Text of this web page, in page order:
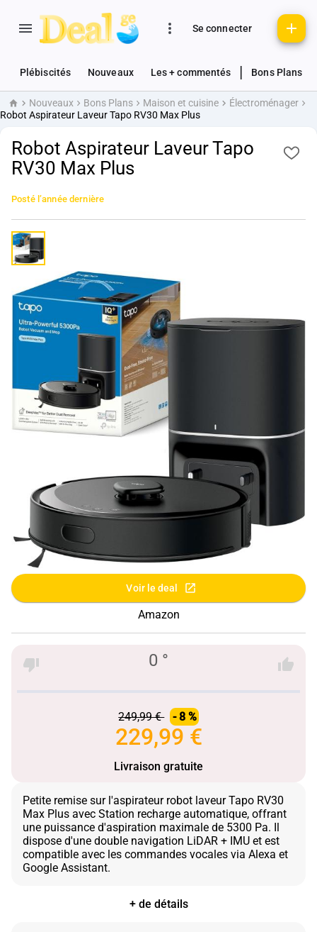
Se connecter
Plébiscités Nouveaux Les + commentés Bons Plans
AccueilNouveaux Bons Plans Maison et cuisine
Électroménager
Robot Aspirateur Laveur Tapo RV30 Max Plus
Robot Aspirateur Laveur Tapo
RV30 Max Plus
Posté l’année dernière
Voir le deal
Amazon
0 °
249,99 € - 8 %
229,99 €
Livraison gratuite
Petite remise sur l'aspirateur robot laveur Tapo RV30
Max Plus avec Station recharge automatique, offrant
une puissance d'aspiration maximale de 5300 Pa. Il
dispose d'une double navigation LiDAR + IMU et est
compatible avec les commandes vocales via Alexa et
+ de détails